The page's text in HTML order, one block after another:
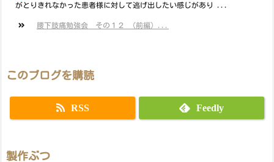
がとりきれなかった患者様に対して逃げ出したい感じがあり ...
腰下肢痛勉強会 その１２ （前編）...
このブログを購読
RSS Feedly
製作ぶつ